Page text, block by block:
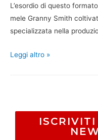
L’esordio di questo
mele Granny Smith
specializzata nella
Leggi altro »